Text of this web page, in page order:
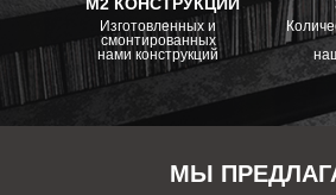
Изготовленных и
смонтированных
нами конструкций
МЫ